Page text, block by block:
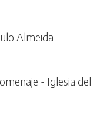
Almeida
- Iglesia del